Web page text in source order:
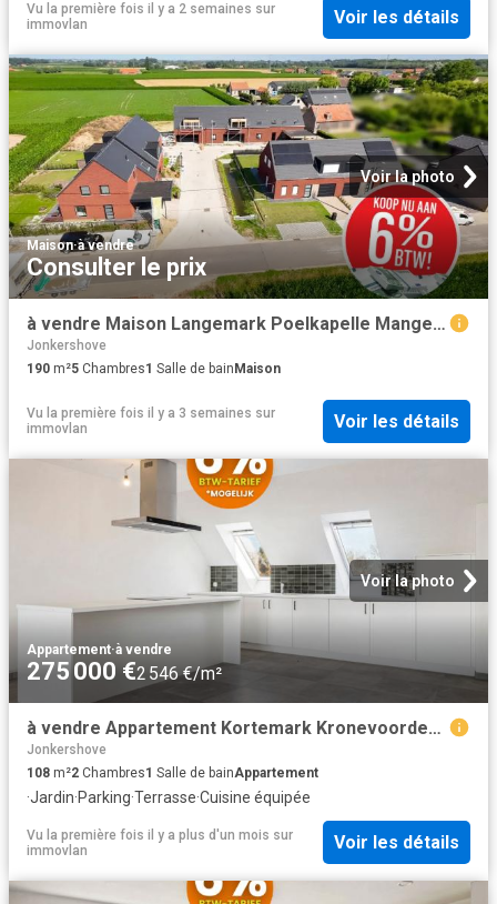
Vu la première fois il y a 2 semaines sur
immovlan
Voir les détails
Voir la photo
Maison·à vendre
Consulter le prix
à vendre Maison Langemark Poelkapelle Mangelaarstraat
Jonkershove
190 m²5 Chambres1 Salle de bain Maison
Vu la première fois il y a 3 semaines sur
immovlan
Voir les détails
Voir la photo
Appartement·à vendre
275 000 €2 546 €/m²
à vendre Appartement Kortemark Kronevoordestraat
Jonkershove
108 m²2 Chambres1 Salle de bainAppartement
·Jardin·Parking·Terrasse·Cuisine équipée
Vu la première fois il y a plus d'un mois sur
immovlan
Voir les détails